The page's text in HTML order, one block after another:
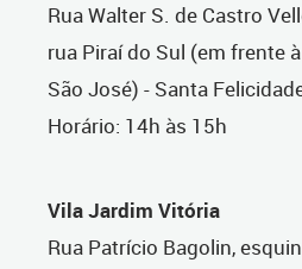
Rua Walter S. de Castro
rua Piraí do Sul (em frente
São José) - Santa
Horário: 14h às 15h
Vila Jardim Vitória
Rua Patrício Bagolin,